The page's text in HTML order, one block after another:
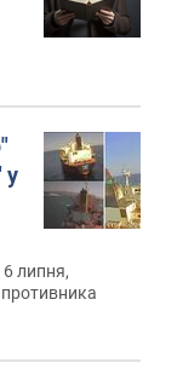
у
6 липня,
противника